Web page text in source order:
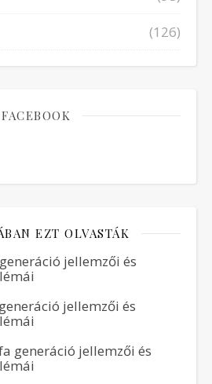
(126)
FACEBOOK
EZT OLVASTÁK
jellemzői és
jellemzői és
generáció jellemzői és